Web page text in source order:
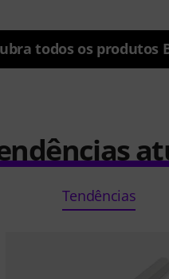
todos os produtos
Tendências